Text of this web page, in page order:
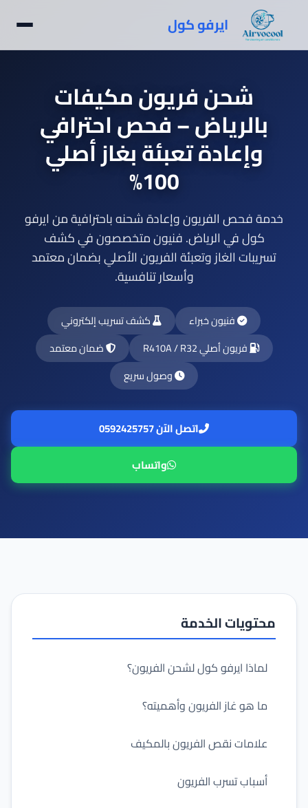
ايرفو كول
شحن فريون مكيفات
بالرياض – فحص احترافي
وإعادة تعبئة بغاز أصلي
100%
خدمة فحص الفريون وإعادة شحنه باحترافية من ايرفو
كول في الرياض. فنيون متخصصون في كشف
تسريبات الغاز وتعبئة الفريون الأصلي بضمان معتمد
وأسعار تنافسية.
فنيون خبراء
كشف تسريب إلكتروني
فريون أصلي R410A / R32
ضمان معتمد
وصول سريع
اتصل الآن 0592425757
واتساب
محتويات الخدمة
لماذا ايرفو كول لشحن الفريون؟
ما هو غاز الفريون وأهميته؟
علامات نقص الفريون بالمكيف
أسباب تسرب الفريون